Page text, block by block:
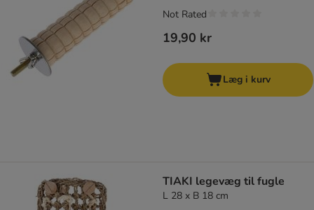
19,90 kr
Not Rated
Læg i kurv
TIAKI legevæg til fugle
L 28 x B 18 cm